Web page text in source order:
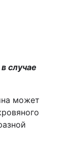
случае
может